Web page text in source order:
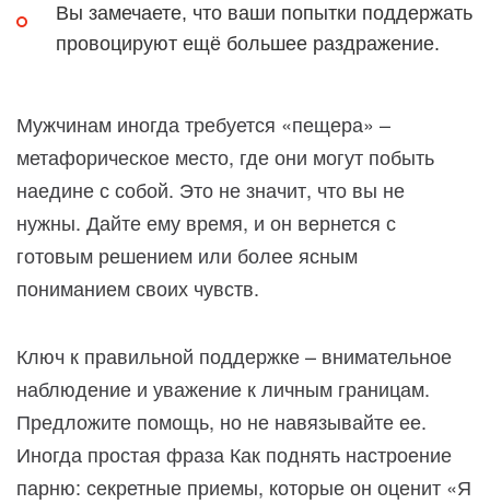
Вы замечаете, что ваши попытки поддержать
провоцируют ещё большее раздражение.
Мужчинам иногда требуется «пещера» –
метафорическое место, где они могут побыть
наедине с собой. Это не значит, что вы не
нужны. Дайте ему время, и он вернется с
готовым решением или более ясным
пониманием своих чувств.
Ключ к правильной поддержке – внимательное
наблюдение и уважение к личным границам.
Предложите помощь, но не навязывайте ее.
Иногда простая фраза Как поднять настроение
парню: секретные приемы, которые он оценит «Я